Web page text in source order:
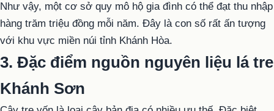
Như vậy, một cơ sở quy mô hộ gia đình có thể đạt thu nhập
hàng trăm triệu đồng mỗi năm. Đây là con số rất ấn tượng
với khu vực miền núi tỉnh Khánh Hòa.
3. Đặc điểm nguồn nguyên liệu lá tre
Khánh Sơn